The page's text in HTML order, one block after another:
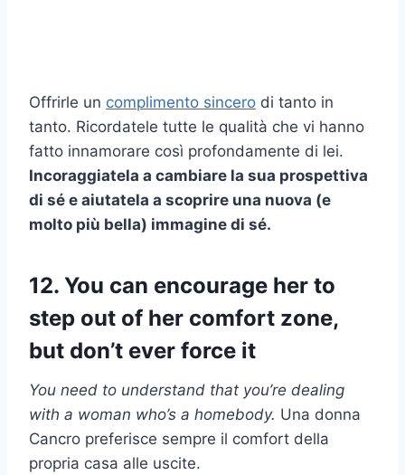
Offrirle un complimento sincero di tanto in
tanto. Ricordatele tutte le qualità che vi hanno
fatto innamorare così profondamente di lei.
Incoraggiatela a cambiare la sua prospettiva
di sé e aiutatela a scoprire una nuova (e
molto più bella) immagine di sé.
12. You can encourage her to
step out of her comfort zone,
but don’t ever force it
You need to understand that you’re dealing
with a woman who’s a homebody. Una donna
Cancro preferisce sempre il comfort della
propria casa alle uscite.